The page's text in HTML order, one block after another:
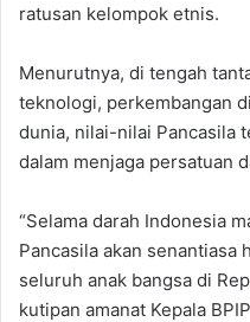
ratusan kelompok etnis.
‎Menurutnya, di tengah
teknologi, perkembangan
dunia, nilai-nilai Pancasila
dalam menjaga persatuan
‎“Selama darah Indonesia
Pancasila akan senantiasa
seluruh anak bangsa di
kutipan amanat Kepala